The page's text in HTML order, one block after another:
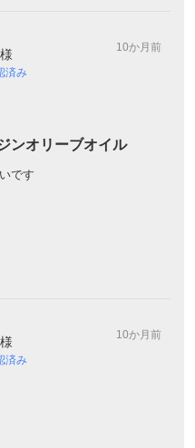
済み
10か月前
ンオリーブオイル
です
済み
10か月前